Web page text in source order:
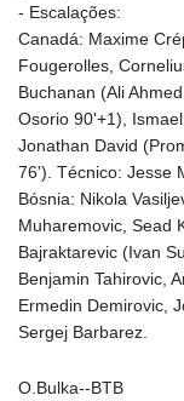
- Escalações:
Canadá: Maxime
Fougerolles,
Buchanan (Ali
Osorio 90'+1),
Jonathan David
76'). Técnico: Jesse
Bósnia: Nikola
Muharemovic, Sead
Bajraktarevic (Ivan
Benjamin Tahirovic,
Ermedin Demirovic,
Sergej Barbarez.
O.Bulka--BTB